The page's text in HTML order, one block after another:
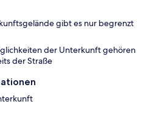
gibt es nur begrenzt
der Unterkunft gehören
der Straße